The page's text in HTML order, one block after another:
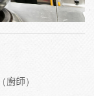
師）